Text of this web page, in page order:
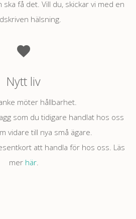
få det. Vill du, skickar vi med en
hälsning.
Nytt liv
möter hållbarhet.
som du tidigare handlat hos oss
vidare till nya små ägare.
att handla för hos oss. Läs
mer här.